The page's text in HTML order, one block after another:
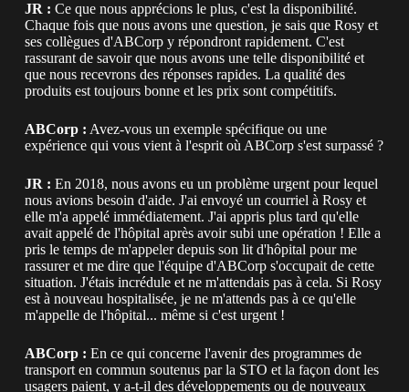
JR : Ce que nous apprécions le plus, c'est la disponibilité.
Chaque fois que nous avons une question, je sais que Rosy et
ses collègues d'ABCorp y répondront rapidement. C'est
rassurant de savoir que nous avons une telle disponibilité et
que nous recevrons des réponses rapides. La qualité des
produits est toujours bonne et les prix sont compétitifs.
ABCorp : Avez-vous un exemple spécifique ou une
expérience qui vous vient à l'esprit où ABCorp s'est surpassé ?
JR : En 2018, nous avons eu un problème urgent pour lequel
nous avions besoin d'aide. J'ai envoyé un courriel à Rosy et
elle m'a appelé immédiatement. J'ai appris plus tard qu'elle
avait appelé de l'hôpital après avoir subi une opération ! Elle a
pris le temps de m'appeler depuis son lit d'hôpital pour me
rassurer et me dire que l'équipe d'ABCorp s'occupait de cette
situation. J'étais incrédule et ne m'attendais pas à cela. Si Rosy
est à nouveau hospitalisée, je ne m'attends pas à ce qu'elle
m'appelle de l'hôpital... même si c'est urgent !
ABCorp : En ce qui concerne l'avenir des programmes de
transport en commun soutenus par la STO et la façon dont les
usagers paient, y a-t-il des développements ou de nouveaux